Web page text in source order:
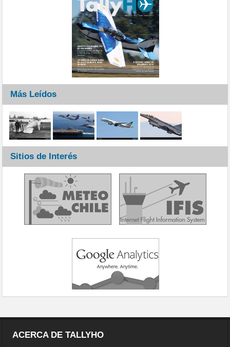
Más Leídos
Sitios de Interés
ACERCA DE TALLYHO